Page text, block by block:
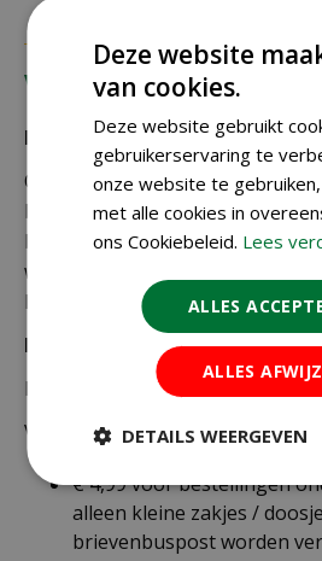
Verzending
Bezorging:
Om uw bestelling goed en
bezorgen maken wij gebruik
bedraagt doorgaans
werkdagen. Deze
Nederland als België.
Bezorgkosten Nederland:
Bestellingen van € 49,95 of meer
Voor een bestelling onder €
€ 4,99 voor bestellingen
alleen kleine zakjes /
brievenbuspost worden
Deze website
van cookies.
Deze website gebruikt
gebruikerservaring te
onze website te
met alle cookies in
ons Cookiebeleid. Lees
ALLES
ALLES
DETAILS WEERGEVEN